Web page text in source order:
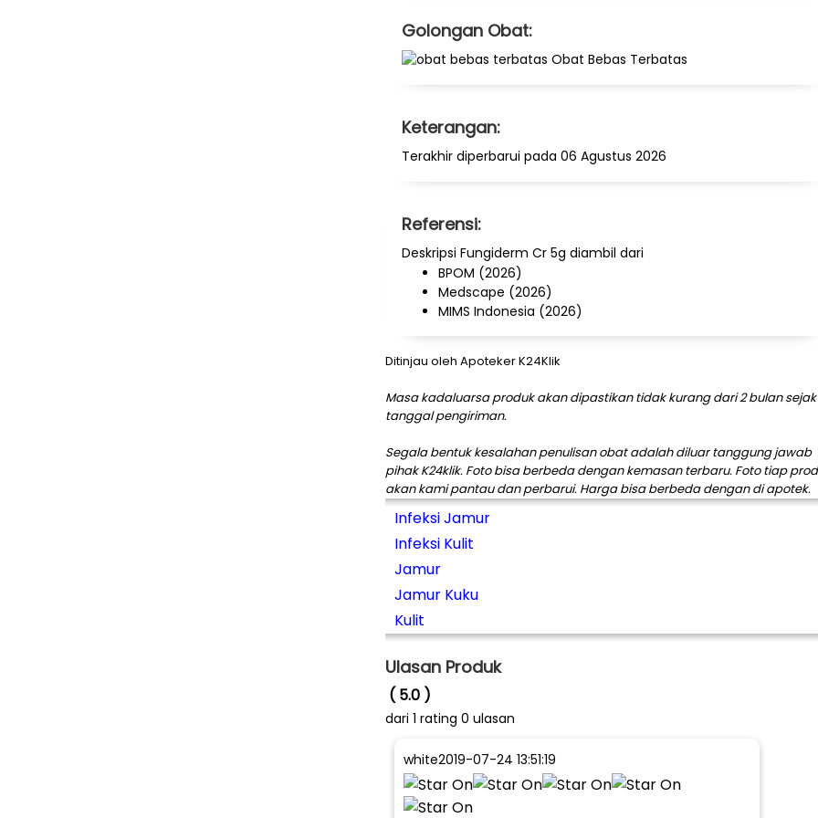
Golongan Obat:
Obat Bebas Terbatas
Keterangan:
Terakhir diperbarui pada 06 Agustus 2026
Referensi:
Deskripsi Fungiderm Cr 5g diambil dari
BPOM (2026)
Medscape (2026)
MIMS Indonesia (2026)
Ditinjau oleh Apoteker K24Klik
Masa kadaluarsa produk akan dipastikan tidak kurang dari 2 bulan sejak
tanggal pengiriman.
Segala bentuk kesalahan penulisan obat adalah diluar tanggung jawab
pihak K24klik. Foto bisa berbeda dengan kemasan terbaru. Foto tiap
akan kami pantau dan perbarui. Harga bisa berbeda dengan di apotek.
Infeksi Jamur
Infeksi Kulit
Jamur
Jamur Kuku
Kulit
Ulasan Produk
( 5.0 )
dari 1 rating 0 ulasan
white2019-07-24 13:51:19